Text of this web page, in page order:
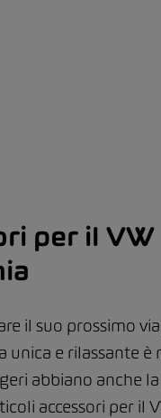
per il VW
il suo prossimo
unica e rilassante è
abbiano anche
accessori per il